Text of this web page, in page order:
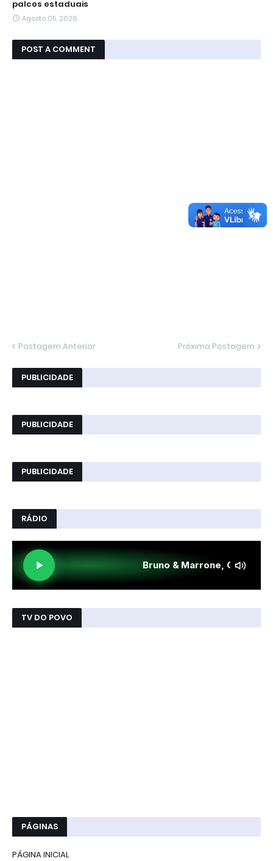
palcos estaduais
Agosto 05, 2026
POST A COMMENT
Postagem Anterior Próxima Postagem
PUBLICIDADE
PUBLICIDADE
PUBLICIDADE
RÁDIO
TV DO POVO
PÁGINAS
PÁGINA INICIAL